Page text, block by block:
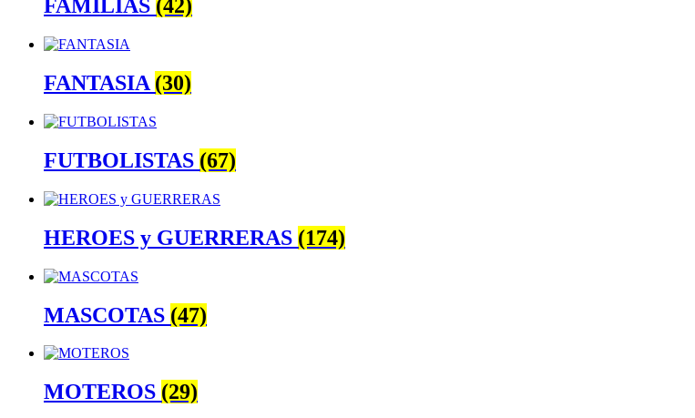
FAMILIAS (42)
FANTASIA (30)
FUTBOLISTAS (67)
HEROES y GUERRERAS (174)
MASCOTAS (47)
MOTEROS (29)